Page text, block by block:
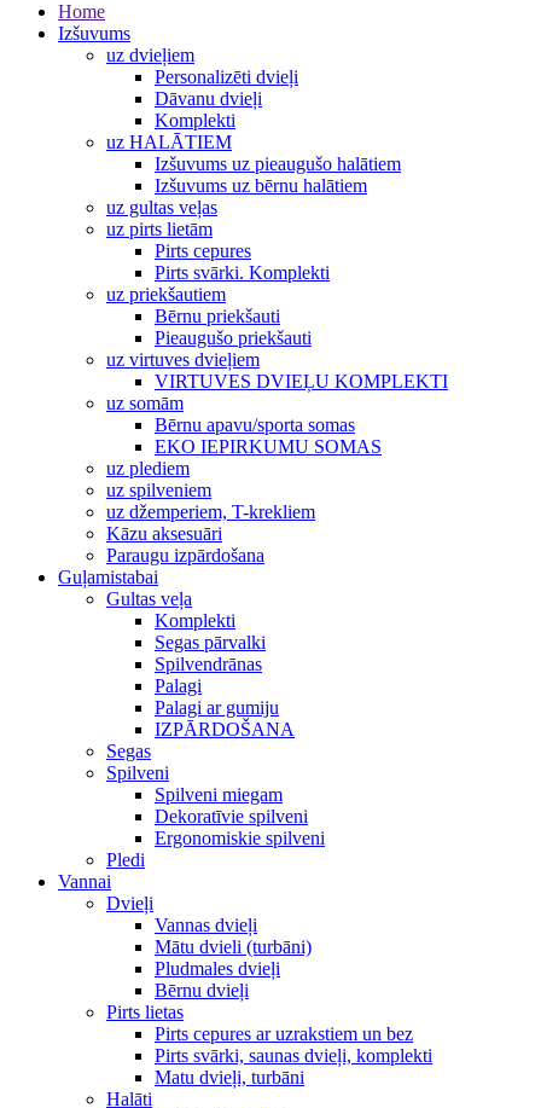
Home
Izšuvums
uz dvieļiem
Personalizēti dvieļi
Dāvanu dvieļi
Komplekti
uz HALĀTIEM
Izšuvums uz pieaugušo halātiem
Izšuvums uz bērnu halātiem
uz gultas veļas
uz pirts lietām
Pirts cepures
Pirts svārki. Komplekti
uz priekšautiem
Bērnu priekšauti
Pieaugušo priekšauti
uz virtuves dvieļiem
VIRTUVES DVIEĻU KOMPLEKTI
uz somām
Bērnu apavu/sporta somas
EKO IEPIRKUMU SOMAS
uz plediem
uz spilveniem
uz džemperiem, T-krekliem
Kāzu aksesuāri
Paraugu izpārdošana
Guļamistabai
Gultas veļa
Komplekti
Segas pārvalki
Spilvendrānas
Palagi
Palagi ar gumiju
IZPĀRDOŠANA
Segas
Spilveni
Spilveni miegam
Dekoratīvie spilveni
Ergonomiskie spilveni
Pledi
Vannai
Dvieļi
Vannas dvieļi
Mātu dvieli (turbāni)
Pludmales dvieļi
Bērnu dvieļi
Pirts lietas
Pirts cepures ar uzrakstiem un bez
Pirts svārki, saunas dvieļi, komplekti
Matu dvieļi, turbāni
Halāti